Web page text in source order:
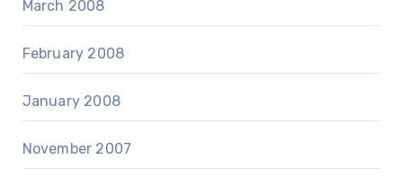
March 2008
February 2008
January 2008
November 2007